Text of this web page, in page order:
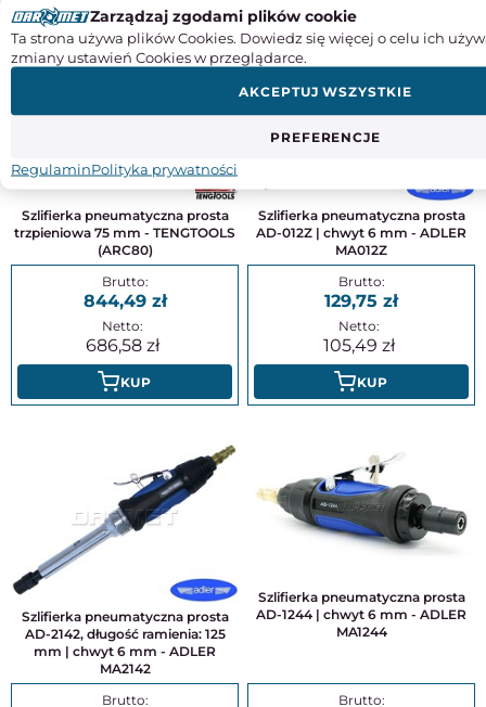
Szlifierka pneumatyczna prosta
trzpieniowa 75 mm - TENGTOOLS
(ARC80)
844,49
686,58
KUP
Szlifierka pneumatyczna prosta
AD-012Z | chwyt 6 mm - ADLER
MA012Z
129,75
105,49
KUP
Szlifierka pneumatyczna prosta
AD-2142, długość ramienia: 125
mm | chwyt 6 mm - ADLER
MA2142
Szlifierka pneumatyczna prosta
AD-1244 | chwyt 6 mm - ADLER
MA1244
Zarządzaj zgodami plików cookie
Ta strona używa plików Cookies. Dowiedz się więcej o celu ich
zmiany ustawień Cookies w przeglądarce.
PREFERENCJE
AKCEPTUJ WSZYSTKIE
RegulaminPolityka prywatności